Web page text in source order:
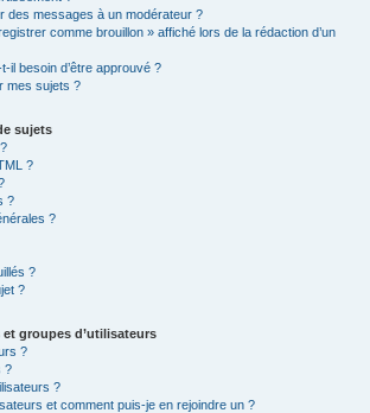
des messages à un modérateur ?
comme brouillon » affiché lors de la rédaction d’un
il besoin d’être approuvé ?
mes sujets ?
sujets
?
?
?
?
?
groupes d’utilisateurs
?
?
?
et comment puis-je en rejoindre un ?